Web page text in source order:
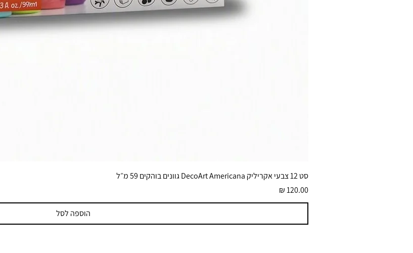
סט 12 צבעי אקריליק DecoArt Americana גוונים בוהקים 59 מ״ל
מחיר
הוספה לסל